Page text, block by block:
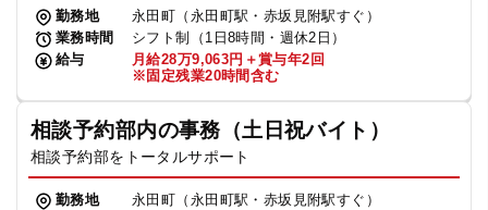
勤務地
永田町（永田町駅・赤坂見附駅すぐ）
業務時間
シフト制（1日8時間・週休2日）
給与
月給28万9,063円＋賞与年2回
※固定残業20時間含む
相談予約部内の事務（土日祝バイト）
相談予約部をトータルサポート
勤務地
永田町（永田町駅・赤坂見附駅すぐ）